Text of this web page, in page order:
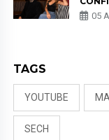
PUDO
05
TAGS
YOUTUBE
SECH